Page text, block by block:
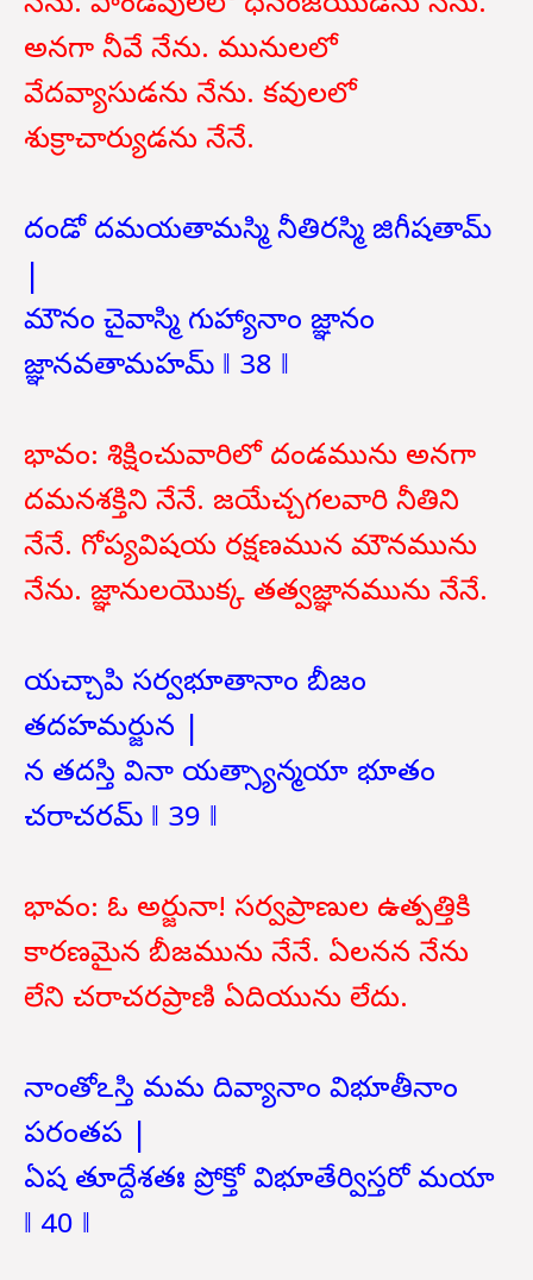
అనగా నీవే నేను. మునులలో
వేదవ్యాసుడను నేను. కవులలో
శుక్రాచార్యుడను నేనే.
దండో దమయతామస్మి నీతిరస్మి జిగీషతామ్
మౌనం చైవాస్మి గుహ్యానాం జ్ఞానం
జ్ఞానవతామహమ్ ‖ 38 ‖
భావం: శిక్షించువారిలో దండమును అనగా
దమనశక్తిని నేనే. జయేచ్చగలవారి నీతిని
నేనే. గోప్యవిషయ రక్షణమున మౌనమును
నేను. జ్ఞానులయొక్క తత్వజ్ఞానమును నేనే.
యచ్చాపి సర్వభూతానాం బీజం
తదహమర్జున |
న తదస్తి వినా యత్స్యాన్మయా భూతం
చరాచరమ్ ‖ 39 ‖
భావం: ఓ అర్జునా! సర్వప్రాణుల ఉత్పత్తికి
కారణమైన బీజమును నేనే. ఏలనన నేను
లేని చరాచరప్రాణి ఏదియును లేదు.
నాంతోఽస్తి మమ దివ్యానాం విభూతీనాం
పరంతప |
ఏష తూద్దేశతః ప్రోక్తో విభూతేర్విస్తరో మయా
‖ 40 ‖